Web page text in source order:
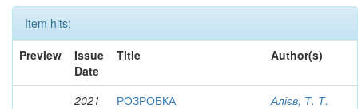
Item hits:
Preview
Issue
Date
Title Author(s)
2021
РОЗРОБКА
Алієв, Т. Т.